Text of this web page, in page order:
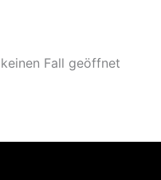
Fall geöffnet